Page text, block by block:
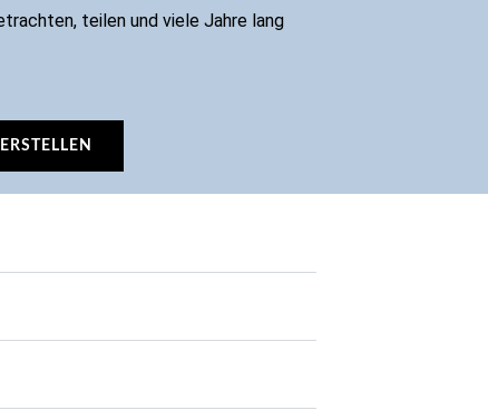
teilen und viele Jahre lang